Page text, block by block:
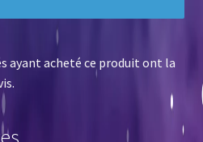
ayant acheté ce produit ont la